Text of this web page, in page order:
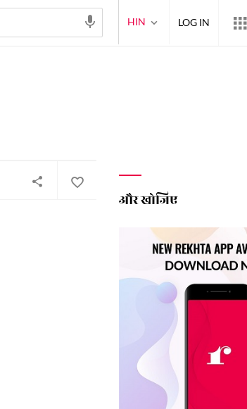
और खोजिए
HIN LOG IN